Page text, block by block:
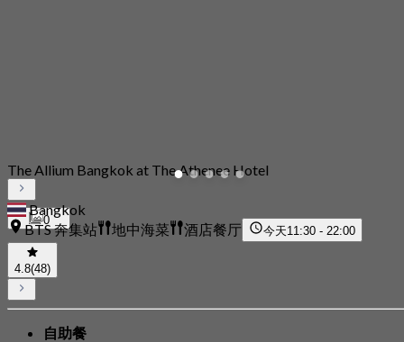
0
The Allium Bangkok at The Athenee Hotel
Bangkok
BTS 奔集站
地中海菜 酒店餐厅 今天11:30 - 22:00
4.8(48)
自助餐